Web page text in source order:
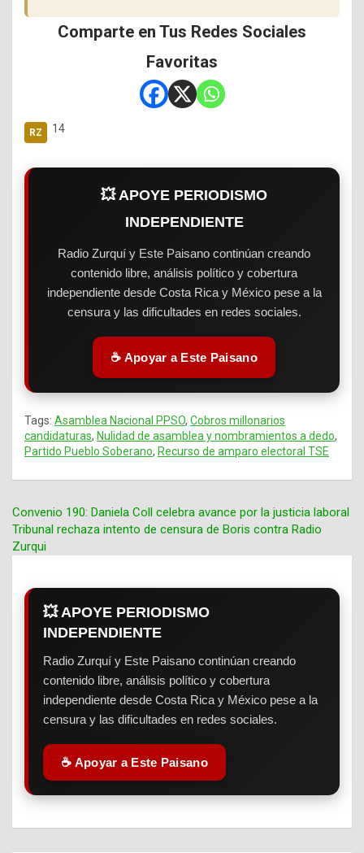
Comparte en Tus Redes Sociales
Favoritas
14
💥 APOYE PERIODISMO
INDEPENDIENTE
Radio Zurquí y Este Paisano continúan creando
contenido libre, análisis político y cobertura
independiente desde Costa Rica y México pese a la
censura y las dificultades en redes sociales.
☕ Apoyar a Este Paisano
Tags: Asamblea Nacional PPSO, Cobros millonarios
candidaturas, Nulidad de asamblea y nombramientos a dedo,
Partido Pueblo Soberano, Recurso de amparo electoral TSE
Navegación
entradas
Convenio 190: Daniela Coll celebra avance por la justicia laboral
Tribunal rechaza intento de censura de Boris contra Radio
Zurqui
💥 APOYE PERIODISMO
INDEPENDIENTE
Radio Zurquí y Este Paisano continúan creando
contenido libre, análisis político y cobertura
independiente desde Costa Rica y México pese a la
censura y las dificultades en redes sociales.
☕ Apoyar a Este Paisano